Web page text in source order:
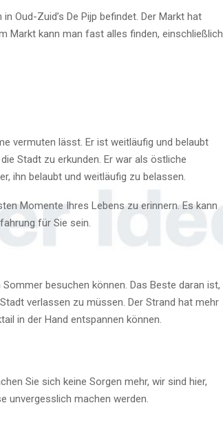
Oud-Zuid’s De Pijp befindet. Der Markt hat
Markt kann man fast alles finden, einschließlich
vermuten lässt. Er ist weitläufig und belaubt
Stadt zu erkunden. Er war als östliche
ihn belaubt und weitläufig zu belassen.
Momente Ihres Lebens zu erinnern. Es kann
für Sie sein.
besuchen können. Das Beste daran ist,
verlassen zu müssen. Der Strand hat mehr
in der Hand entspannen können.
Sie sich keine Sorgen mehr, wir sind hier,
unvergesslich machen werden.